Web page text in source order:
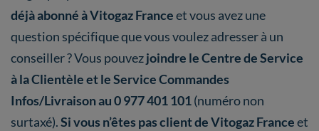
déjà abonné à Vitogaz Franceet vous avez une
question spécifique que vous voulez adresser à un
conseiller ? Vous pouvezjoindre le Centre de Service
à la Clientèle et le Service Commandes
Infos/Livraison au 0 977 401 101(numéro non
surtaxé).Si vous n’êtes pas client de Vitogaz Franceet